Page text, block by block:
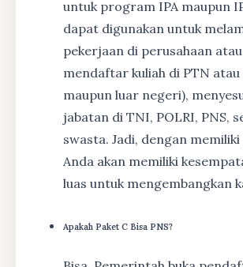
untuk program IPA maupun
dapat digunakan untuk
pekerjaan di perusahaan
mendaftar kuliah di PTN atau
maupun luar negeri),
jabatan di TNI, POLRI, PNS,
swasta. Jadi, dengan
Anda akan memiliki
luas untuk mengembangkan
Apakah Paket C Bisa PNS?